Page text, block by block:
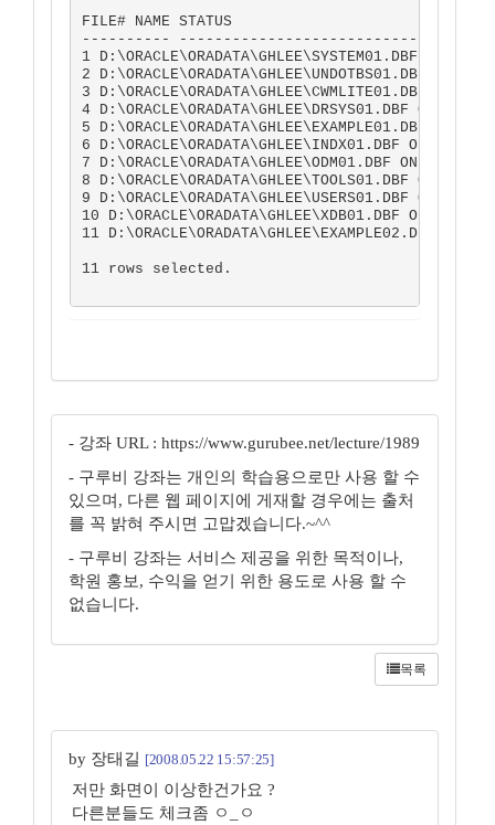
FILE# NAME STATUS
----------
1 D:\ORACLE\ORADATA\GHLEE\SYSTEM01.DBF SYSTEM
2 D:\ORACLE\ORADATA\GHLEE\UNDOTBS01.DBF ONLINE
3 D:\ORACLE\ORADATA\GHLEE\CWMLITE01.DBF ONLINE
4 D:\ORACLE\ORADATA\GHLEE\DRSYS01.DBF ONLINE
5 D:\ORACLE\ORADATA\GHLEE\EXAMPLE01.DBF ONLINE
6 D:\ORACLE\ORADATA\GHLEE\INDX01.DBF ONLINE
7 D:\ORACLE\ORADATA\GHLEE\ODM01.DBF ONLINE
8 D:\ORACLE\ORADATA\GHLEE\TOOLS01.DBF ONLINE
9 D:\ORACLE\ORADATA\GHLEE\USERS01.DBF ONLINE
10 D:\ORACLE\ORADATA\GHLEE\XDB01.DBF ONLINE
11 D:\ORACLE\ORADATA\GHLEE\EXAMPLE02.DBF
11 rows selected.
- 강좌 URL : https://www.gurubee.net/lecture/1989
- 구루비 강좌는 개인의 학습용으로만 사용 할 수
있으며, 다른 웹 페이지에 게재할 경우에는 출처
를 꼭 밝혀 주시면 고맙겠습니다.~^^
- 구루비 강좌는 서비스 제공을 위한 목적이나,
학원 홍보, 수익을 얻기 위한 용도로 사용 할 수
없습니다.
목록
by 장태길 [2008.05.22 15:57:25]
저만 화면이 이상한건가요 ?
다른분들도 체크좀 ㅇ_ㅇ